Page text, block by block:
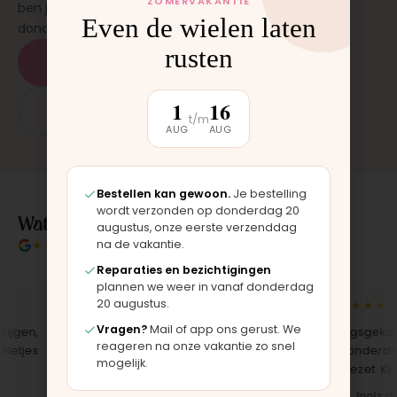
ben je binnen 15 tot 20 minuten weer buiten. Op
donderdag en zaterdag, op afspraak.
Plan een afspraak
App: 06 - 2862 1330
Wat klanten over ons zeggen
★★★★★ 4.9/5 klantbeoordeling
★★★★★
"Bekleding zelf vervangen met de
set, zag er meteen weer als nieuw
uit. Duidelijk origineel spul."
★★★★★
het onderdeel
opgezet. Klaar
Even de wielen laten
rusten
1
AUG
t/m16
AUG
Bestellen kan gewoon. Je bestelling
wordt verzonden op donderdag 20
augustus, onze eerste verzenddag
na de vakantie.
Reparaties en bezichtigingen
plannen we weer in vanaf donderdag
20 augustus.
Vragen?Mail of app ons gerust. We
reageren na onze vakantie zo snel
mogelijk.